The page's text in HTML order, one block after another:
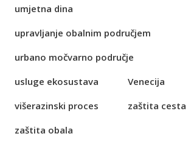
umjetna dina
upravljanje obalnim područjem
urbano močvarno područje
usluge ekosustava
Venecija
višerazinski proces
zaštita cesta
zaštita obala